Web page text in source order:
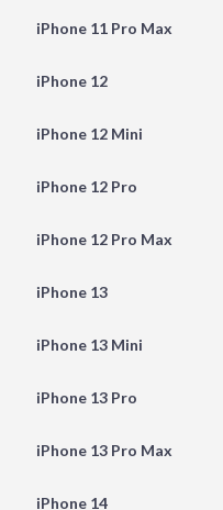
iPhone 11 Pro Max
iPhone 12
iPhone 12 Mini
iPhone 12 Pro
iPhone 12 Pro Max
iPhone 13
iPhone 13 Mini
iPhone 13 Pro
iPhone 13 Pro Max
iPhone 14